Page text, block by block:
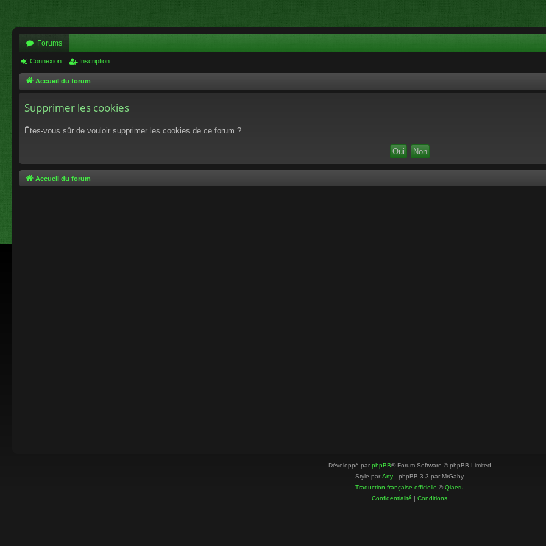
Forums
Connexion Inscription
Accueil du forum
Supprimer les cookies
Êtes-vous sûr de vouloir supprimer les cookies de ce forum ?
Accueil du forum
Développé par phpBB® Forum Software © phpBB Limited
Style par Arty - phpBB 3.3 par MrGaby
Traduction française officielle ©Qiaeru
Confidentialité | Conditions